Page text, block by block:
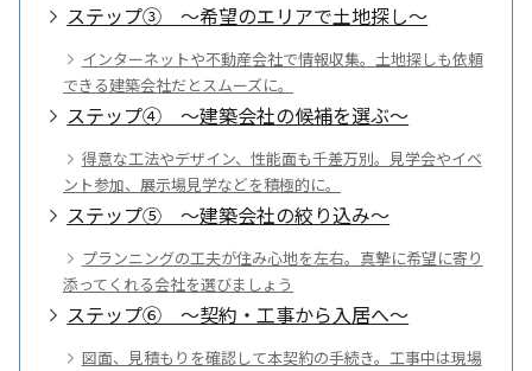
ステップ③ ～希望のエリアで土地探し～
インターネットや不動産会社で情報収集。土地探しも依頼
できる建築会社だとスムーズに。
ステップ④ ～建築会社の候補を選ぶ～
得意な工法やデザイン、性能面も千差万別。見学会やイベ
ント参加、展示場見学などを積極的に。
ステップ⑤ ～建築会社の絞り込み～
プランニングの工夫が住み心地を左右。真摯に希望に寄り
添ってくれる会社を選びましょう
ステップ⑥ ～契約・工事から入居へ～
図面、見積もりを確認して本契約の手続き。工事中は現場